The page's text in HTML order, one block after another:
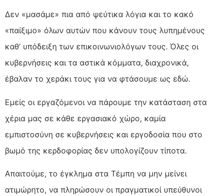
Δεν «μασάμε» πια από ψεύτικα λόγια και το κακό
«παίξιμο» όλων αυτών που κάνουν τους λυπημένους
καθ’ υπόδειξη των επικοινωνιολόγων τους. Όλες οι
κυβερνήσεις και τα αστικά κόμματα, διαχρονικά,
έβαλαν το χεράκι τους για να φτάσουμε ως εδώ.
Εμείς οι εργαζόμενοι να πάρουμε την κατάσταση στα
χέρια μας σε κάθε εργασιακό χώρο, καμία
εμπιστοσύνη σε κυβερνήσεις και εργοδοσία που στο
βωμό της κερδοφορίας δεν υπολογίζουν τίποτα.
Απαιτούμε, το έγκλημα στα Τέμπη να μην μείνει
ατιμώρητο, να πληρώσουν οι πραγματικοί υπεύθυνοι